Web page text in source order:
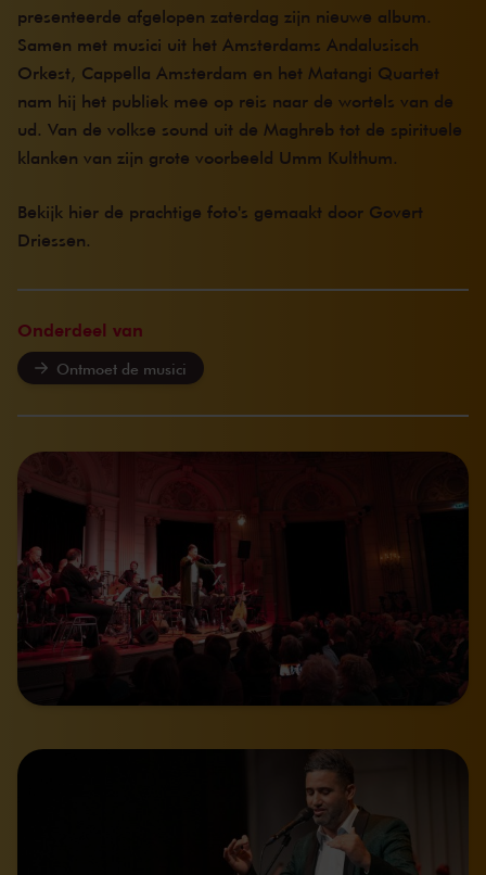
presenteerde afgelopen zaterdag zijn nieuwe album.
Samen met musici uit het Amsterdams Andalusisch
Orkest, Cappella Amsterdam en het Matangi Quartet
nam hij het publiek mee op reis naar de wortels van de
ud. Van de volkse sound uit de Maghreb tot de spirituele
klanken van zijn grote voorbeeld Umm Kulthum.
Bekijk hier de prachtige foto's gemaakt door Govert
Driessen.
Onderdeel van
Ontmoet de musici